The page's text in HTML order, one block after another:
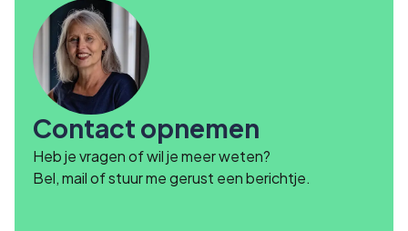
Contact opnemen
Heb je vragen of wil je meer weten?
Bel, mail of stuur me gerust een berichtje.